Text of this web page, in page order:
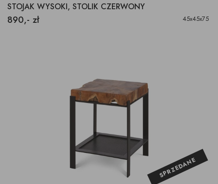
STOJAK WYSOKI, STOLIK CZERWONY
890,- zł 45x45x75
SPRZEDANE